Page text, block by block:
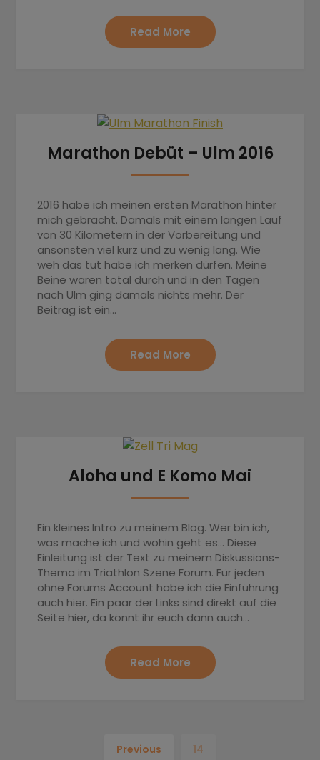
Read More
Marathon Debüt – Ulm 2016
2016 habe ich meinen ersten Marathon hinter
mich gebracht. Damals mit einem langen Lauf
von 30 Kilometern in der Vorbereitung und
ansonsten viel kurz und zu wenig lang. Wie
weh das tut habe ich merken dürfen. Meine
Beine waren total durch und in den Tagen
nach Ulm ging damals nichts mehr. Der
Beitrag ist ein…
Read More
Aloha und E Komo Mai
Ein kleines Intro zu meinem Blog. Wer bin ich,
was mache ich und wohin geht es… Diese
Einleitung ist der Text zu meinem Diskussions-
Thema im Triathlon Szene Forum. Für jeden
ohne Forums Account habe ich die Einführung
auch hier. Ein paar der Links sind direkt auf die
Seite hier, da könnt ihr euch dann auch…
Read More
Previous 14